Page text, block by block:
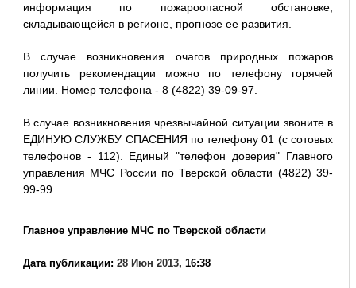
информация по пожароопасной обстановке,
складывающейся в регионе, прогнозе ее развития.
В случае возникновения очагов природных пожаров
получить рекомендации можно по телефону горячей
линии. Номер телефона - 8 (4822) 39-09-97.
В случае возникновения чрезвычайной ситуации звоните в
ЕДИНУЮ СЛУЖБУ СПАСЕНИЯ по телефону 01 (с сотовых
телефонов - 112). Единый "телефон доверия" Главного
управления МЧС России по Тверской области (4822) 39-
99-99.
Главное управление МЧС по Тверской области
Дата публикации: 28 Июн 2013, 16:38